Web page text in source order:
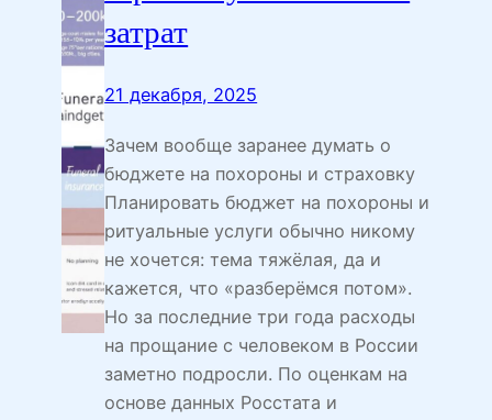
затрат
21 декабря, 2025
Зачем вообще заранее думать о
бюджете на похороны и страховку
Планировать бюджет на похороны и
ритуальные услуги обычно никому
не хочется: тема тяжёлая, да и
кажется, что «разберёмся потом».
Но за последние три года расходы
на прощание с человеком в России
заметно подросли. По оценкам на
основе данных Росстата и